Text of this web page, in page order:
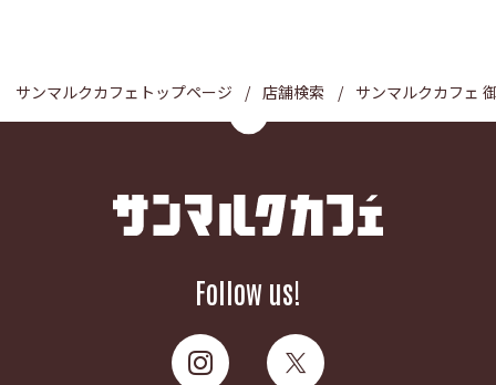
サンマルクカフェトップページ 店舗検索 サンマルクカフェ
Follow us!